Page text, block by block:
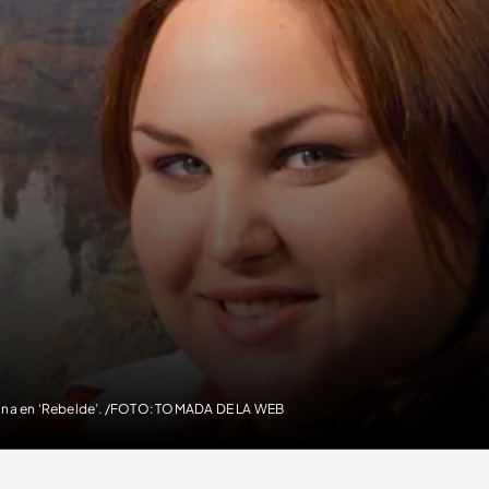
en ‘Rebelde’. /FOTO: TOMADA DE LA WEB